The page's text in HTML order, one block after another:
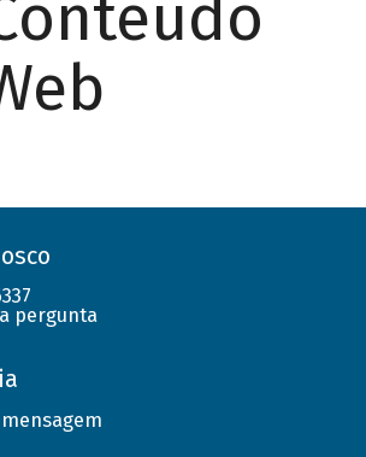
pergunta